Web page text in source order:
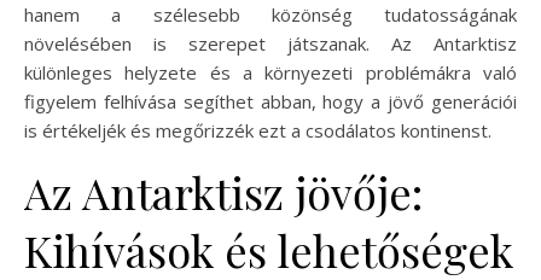
hanem a szélesebb közönség tudatosságának
növelésében is szerepet játszanak. Az Antarktisz
különleges helyzete és a környezeti problémákra való
figyelem felhívása segíthet abban, hogy a jövő generációi
is értékeljék és megőrizzék ezt a csodálatos kontinenst.
Az Antarktisz jövője:
Kihívások és lehetőségek